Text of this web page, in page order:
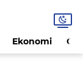
Ekonomi